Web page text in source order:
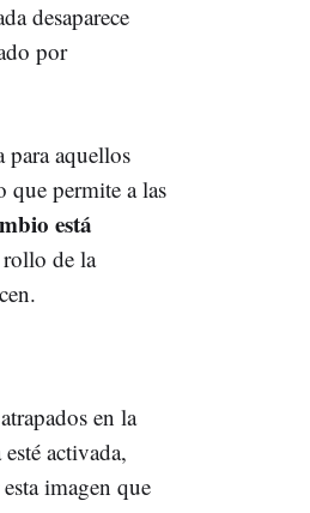
desaparece
por
aquellos
permite a las
está
de la
en la
activada,
imagen que